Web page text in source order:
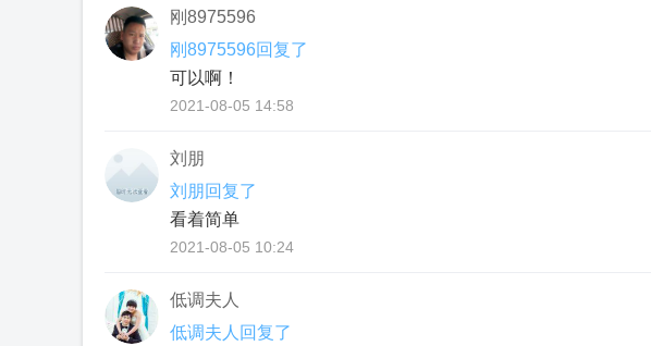
刚8975596
刚8975596回复了
可以啊！
2021-08-05 14:58
刘朋
刘朋回复了
看着简单
2021-08-05 10:24
低调夫人
低调夫人回复了